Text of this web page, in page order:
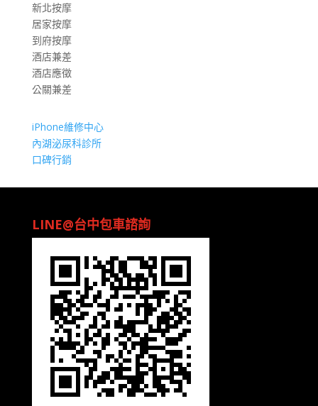
新北按摩
居家按摩
到府按摩
酒店兼差
酒店應徵
公關兼差
iPhone維修中心
內湖泌尿科診所
口碑行銷
LINE@台中包車諮詢